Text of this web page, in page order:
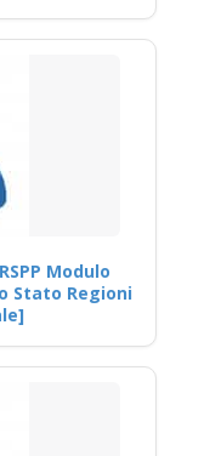
Modulo
Stato Regioni